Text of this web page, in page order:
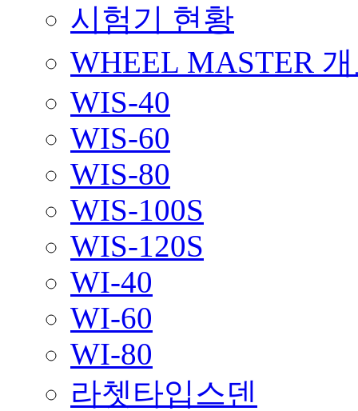
시험기 현황
WHEEL MASTER
WIS-40
WIS-60
WIS-80
WIS-100S
WIS-120S
WI-40
WI-60
WI-80
라쳇타입스덴